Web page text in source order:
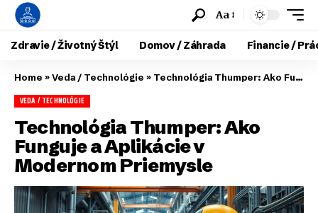
Aa
Zdravie / Životný Štýl Domov / Záhrada Financie /
Home »Veda / Technológie » Technológia Thumper: Ako Funguje a Aplikácie v Modernom Priemysle
VEDA / TECHNOLÓGIE
Technológia Thumper: Ako
Funguje a Aplikácie v
Modernom Priemysle